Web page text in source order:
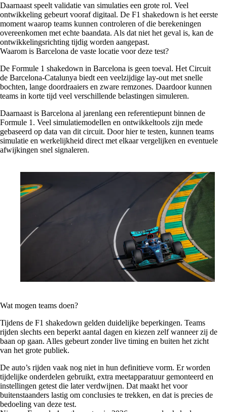
Daarnaast speelt validatie van simulaties een grote rol. Veel
ontwikkeling gebeurt vooraf digitaal. De F1 shakedown is het eerste
moment waarop teams kunnen controleren of die berekeningen
overeenkomen met echte baandata. Als dat niet het geval is, kan de
ontwikkelingsrichting tijdig worden aangepast.
Waarom is Barcelona de vaste locatie voor deze test?
De Formule 1 shakedown in Barcelona is geen toeval. Het Circuit
de Barcelona-Catalunya biedt een veelzijdige lay-out met snelle
bochten, lange doordraaiers en zware remzones. Daardoor kunnen
teams in korte tijd veel verschillende belastingen simuleren.
Daarnaast is Barcelona al jarenlang een referentiepunt binnen de
Formule 1. Veel simulatiemodellen en ontwikkeltools zijn mede
gebaseerd op data van dit circuit. Door hier te testen, kunnen teams
simulatie en werkelijkheid direct met elkaar vergelijken en eventuele
afwijkingen snel signaleren.
Wat mogen teams doen?
Tijdens de F1 shakedown gelden duidelijke beperkingen. Teams
rijden slechts een beperkt aantal dagen en kiezen zelf wanneer zij de
baan op gaan. Alles gebeurt zonder live timing en buiten het zicht
van het grote publiek.
De auto’s rijden vaak nog niet in hun definitieve vorm. Er worden
tijdelijke onderdelen gebruikt, extra meetapparatuur gemonteerd en
instellingen getest die later verdwijnen. Dat maakt het voor
buitenstaanders lastig om conclusies te trekken, en dat is precies de
bedoeling van deze test.